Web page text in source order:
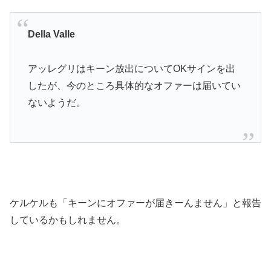
Della Valle
アッレグリはキーン放出についてOKサインを出
したが、今のところ具体的なオファーは届いてい
ないようだ。
ケルケルも「キーンにオファーが届きーんません」と報告
しているかもしれません。